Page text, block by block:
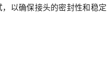
以确保接头的密封性和稳定